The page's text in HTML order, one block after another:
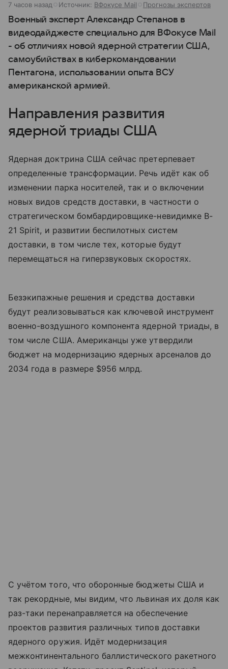
7 часов назад Источник: ВФокусе Mail Прогнозы экспертов
Военный эксперт Александр Степанов в
видеодайджесте специально для ВФокусе Mail
- об отличиях новой ядерной стратегии США,
самоубийствах в киберкомандовании
Пентагона, использовании опыта ВСУ
американской армией.
Направления развития
ядерной триады США
Ядерная доктрина США сейчас претерпевает
определенные трансформации. Речь идёт как об
изменении парка носителей, так и о включении
новых видов средств доставки, в частности о
стратегическом бомбардировщике-невидимке B-
21 Spirit, и развитии беспилотных систем
доставки, в том числе тех, которые будут
перемещаться на гиперзвуковых скоростях.
Безэкипажные решения и средства доставки
будут реализовываться как ключевой инструмент
военно-воздушного компонента ядерной триады, в
том числе США. Американцы уже утвердили
бюджет на модернизацию ядерных арсеналов до
2034 года в размере $956 млрд.
С учётом того, что оборонные бюджеты США и
так рекордные, мы видим, что львиная их доля как
раз-таки перенаправляется на обеспечение
проектов развития различных типов доставки
ядерного оружия. Идёт модернизация
межконтинентального баллистического ракетного